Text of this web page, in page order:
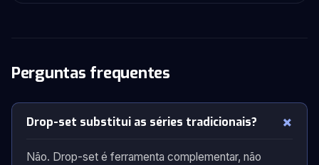
Perguntas frequentes
Drop-set substitui as séries tradicionais?
Não. Drop-set é ferramenta complementar, não